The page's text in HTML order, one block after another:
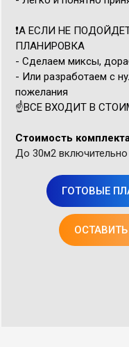
❗️А ЕСЛИ НЕ
ПЛАНИРОВКА
- Сделаем миксы,
- Или разработаем с
пожелания
☝️ВСЕ ВХОДИТ В
Стоимость
До 30м2 включительно
ГОТОВЫЕ